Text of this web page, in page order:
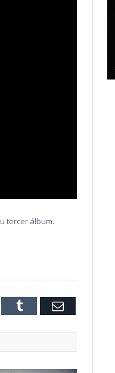
tercer álbum.
Tumblr Email